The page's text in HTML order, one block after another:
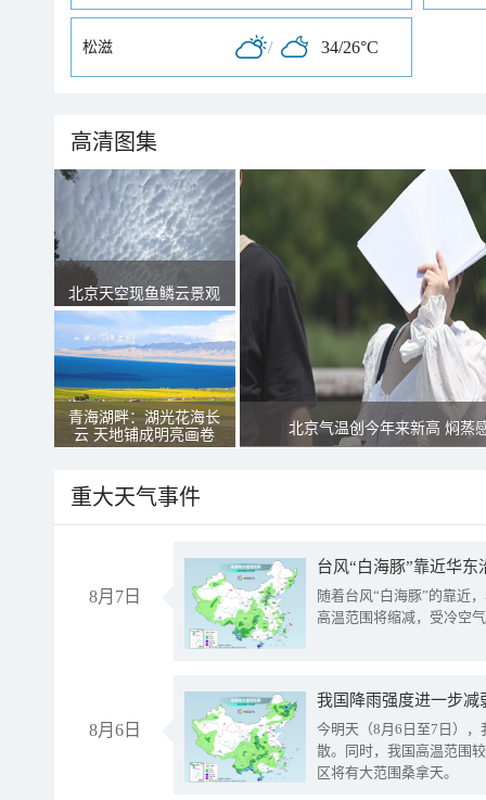
松滋 / 34/26°C
高清图集
北京天空现鱼鳞云景观
青海湖畔：湖光花海长
云 天地铺成明亮画卷
北京气温创今年来新高 焖蒸
重大天气事件
8月7日
台风“白海豚”靠近华
随着台风“白海豚”的靠近
高温范围将缩减，受冷空
8月6日
今明天（8月6日至7日）
散。同时，我国高温范围
区将有大范围桑拿天。